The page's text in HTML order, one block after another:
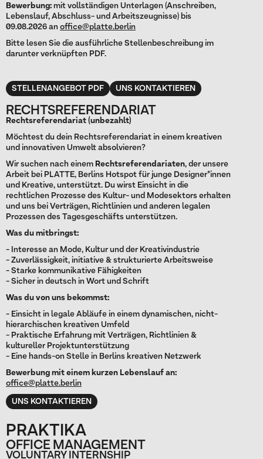
Bewerbung:mit vollständigen Unterlagen (Anschreiben,
Lebenslauf, Abschluss- und Arbeitszeugnisse) bis
09.08.2026 anoffice@platte.berlin
Bitte lesen Sie die ausführliche Stellenbeschreibung im
darunter verknüpften PDF.
STELLENANGEBOT PDF UNS KONTAKTIEREN
RECHTSREFERENDARIAT
Rechtsreferendariat (unbezahlt)
Möchtest du dein Rechtsreferendariat in einem kreativen
und innovativen Umwelt absolvieren?
Wir suchen nach einem Rechtsreferendariaten, der unsere
Arbeit bei PLATTE, Berlins Hotspot für junge Designer*innen
und Kreative, unterstützt. Du wirst Einsicht in die
rechtlichen Prozesse des Kultur- und Modesektors erhalten
und uns bei Verträgen, Richtlinien und anderen legalen
Prozessen des Tagesgeschäfts unterstützen.
Was du mitbringst:
- Interesse an Mode, Kultur und der Kreativindustrie
- Zuverlässigkeit, initiative & strukturierte Arbeitsweise
- Starke kommunikative Fähigkeiten
- Sicher in deutsch in Wort und Schrift
Was du von uns bekommst:
- Einsicht in legale Abläufe in einem dynamischen, nicht-
hierarchischen kreativen Umfeld
- Praktische Erfahrung mit Verträgen, Richtlinien &
kultureller Projektunterstützung
- Eine hands-on Stelle in Berlins kreativen Netzwerk
Bewerbung mit einem kurzen Lebenslauf an:
office@platte.berlin
UNS KONTAKTIEREN
PRAKTIKA
OFFICE MANAGEMENT
VOLUNTARY INTERNSHIP